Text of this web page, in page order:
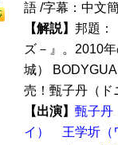
語 /字幕：中文
【解説】 邦題：
ズ－』。2010
城）
売！甄子丹（ド
【出演】 甄子丹
イ）
王学圻（